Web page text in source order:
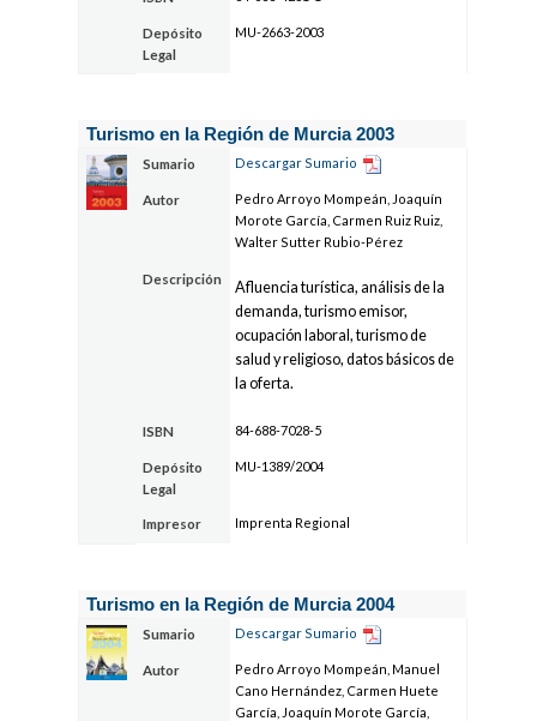
Depósito
Legal
MU-2663-2003
Turismo en la Región de Murcia 2003
Sumario Descargar Sumario
Autor
Pedro Arroyo Mompeán, Joaquín
Morote García, Carmen Ruiz Ruiz,
Walter Sutter Rubio-Pérez
Descripción
Afluencia turística, análisis de la
demanda, turismo emisor,
ocupación laboral, turismo de
salud y religioso, datos básicos de
la oferta.
ISBN 84-688-7028-5
Depósito
Legal
MU-1389/2004
Impresor Imprenta Regional
Turismo en la Región de Murcia 2004
Sumario Descargar Sumario
Autor
Pedro Arroyo Mompeán, Manuel
Cano Hernández, Carmen Huete
García, Joaquín Morote García,